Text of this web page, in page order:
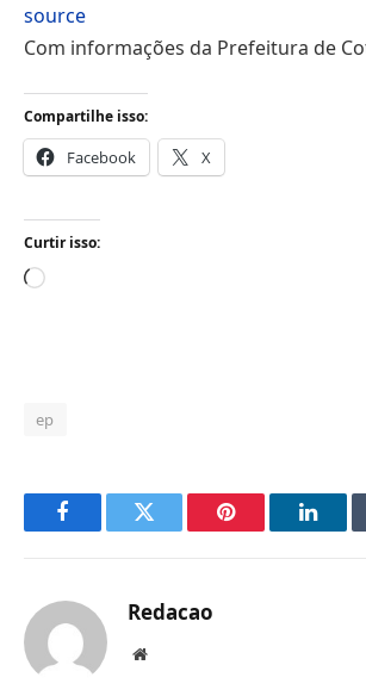
source
Com informações da Prefeitura de
Compartilhe isso:
Facebook X
Curtir isso:
Carregando...
ep
FacebookTwitter Pinterest
Redacao
Website